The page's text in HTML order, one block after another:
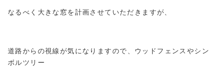
なるべく大きな窓を計画させていただきますが、
道路からの視線が気になりますので、ウッドフェンスやシン
ボルツリー